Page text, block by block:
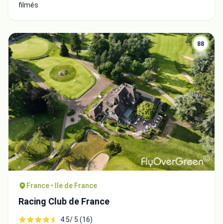
filmés
88
France • Ile de France
Racing Club de France
4.5/ 5 (16)
Intégrer la video
Choix de la vidéo:
Copier dans le presse-papiers